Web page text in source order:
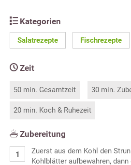
Kategorien
Salatrezepte Fischrezepte
Zeit
50 min. Gesamtzeit 30 min.
20 min. Koch & Ruhezeit
Zubereitung
Zuerst aus dem Kohl den
Kohlblätter aufbewahren,